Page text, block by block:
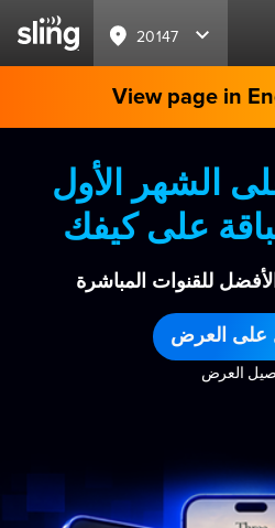
20147
View page in
على الشهر الأول
على كيفك
للقنوات المباشرة
على العرض
العرض